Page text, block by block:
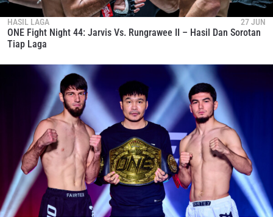
HASIL LAGA 27 JUN
ONE Fight Night 44: Jarvis Vs. Rungrawee II – Hasil Dan Sorotan
Tiap Laga